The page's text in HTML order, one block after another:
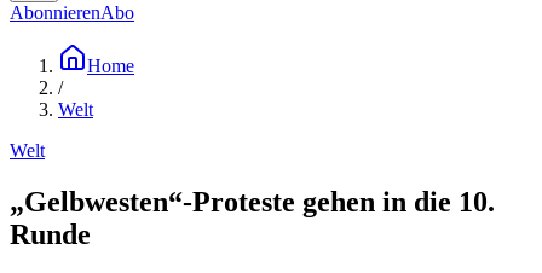
AbonnierenAbo
Home
/
Welt
Welt
„Gelbwesten“-Proteste gehen in die 10.
Runde